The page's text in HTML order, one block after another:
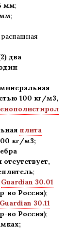
мм;
;
два
100 кг/м3,
плита
кг/м3;
;
Guardian 30.01
во Россия);
Guardian 30.11
во Россия);